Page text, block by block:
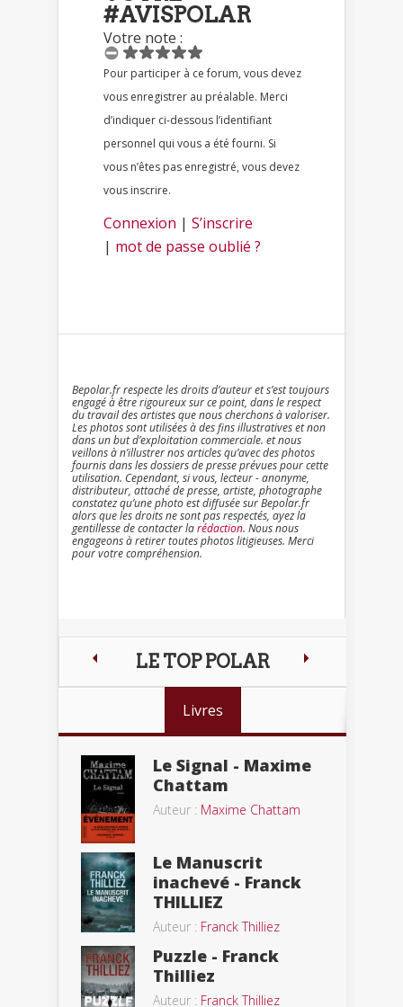
#AVISPOLAR
Votre note :
Pour participer à ce forum, vous devez
vous enregistrer au préalable. Merci
d’indiquer ci-dessous l’identifiant
personnel qui vous a été fourni. Si
vous n’êtes pas enregistré, vous devez
vous inscrire.
Connexion | S’inscrire
| mot de passe oublié ?
Bepolar.fr respecte les droits d’auteur et s’est toujours
engagé à être rigoureux sur ce point, dans le respect
du travail des artistes que nous cherchons à valoriser.
Les photos sont utilisées à des fins illustratives et non
dans un but d’exploitation commerciale. et nous
veillons à n’illustrer nos articles qu’avec des photos
fournis dans les dossiers de presse prévues pour cette
utilisation. Cependant, si vous, lecteur - anonyme,
distributeur, attaché de presse, artiste, photographe
constatez qu’une photo est diffusée sur Bepolar.fr
alors que les droits ne sont pas respectés, ayez la
gentillesse de contacter larédaction. Nous nous
engageons à retirer toutes photos litigieuses. Merci
pour votre compréhension.
LE TOP POLAR
Livres
Le Signal - Maxime
Chattam
Auteur : Maxime Chattam
Le Manuscrit
inachevé - Franck
THILLIEZ
Auteur : Franck Thilliez
Puzzle - Franck
Thilliez
Auteur : Franck Thilliez